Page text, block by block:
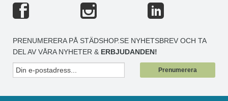
PRENUMERERA PÅ STÄDSHOP.SE NYHETSBREV OCH TA
DEL AV VÅRA NYHETER & ERBJUDANDEN!
Prenumerera